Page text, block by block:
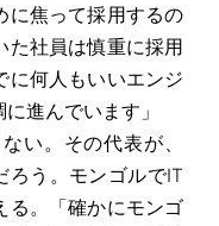
に焦って採用するの
た社員は慎重に採用
に何人もいいエンジ
進んでいます」
い。その代表が、
ろう。モンゴルでIT
る。「確かにモンゴ